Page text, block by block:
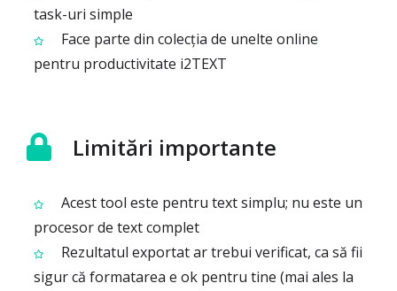
task-uri simple
Face parte din colecția de unelte online
pentru productivitate i2TEXT
Limitări importante
Acest tool este pentru text simplu; nu este un
procesor de text complet
Rezultatul exportat ar trebui verificat, ca să fii
sigur că formatarea e ok pentru tine (mai ales la